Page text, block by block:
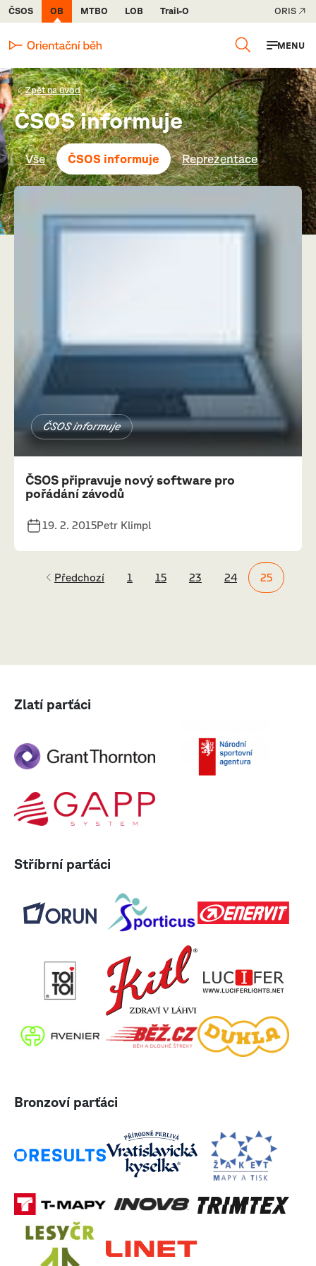
ČSOS OB MTBO LOB Trail-O ORIS
MENU
Zpět na úvod
ČSOS informuje
Vše ČSOS informuje Reprezentace
ČSOS informuje
ČSOS připravuje nový software pro
pořádání závodů
19. 2. 2015Petr Klimpl
Předchozí 1 15 23 24 25
Zlatí parťáci
Stříbrní parťáci
Bronzoví parťáci